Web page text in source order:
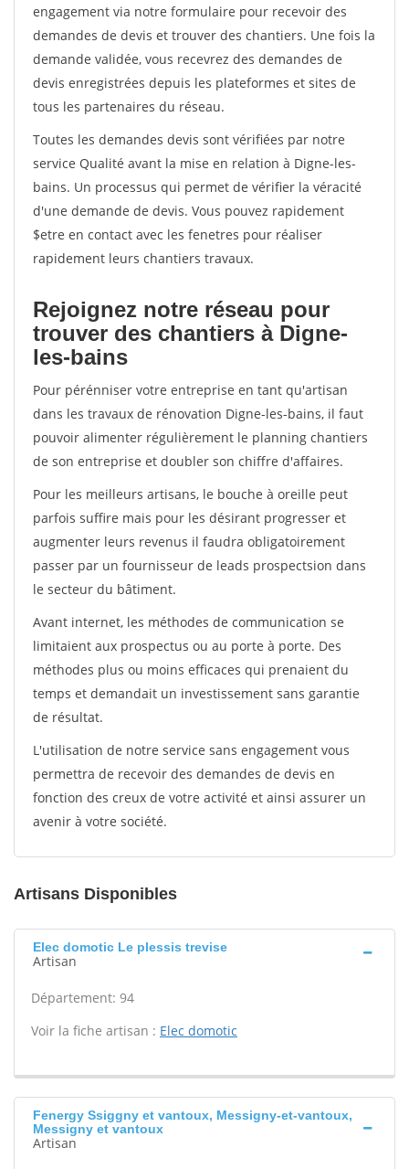
engagement via notre formulaire pour recevoir des
demandes de devis et trouver des chantiers. Une fois la
demande validée, vous recevrez des demandes de
devis enregistrées depuis les plateformes et sites de
tous les partenaires du réseau.
Toutes les demandes devis sont vérifiées par notre
service Qualité avant la mise en relation à Digne-les-
bains. Un processus qui permet de vérifier la véracité
d'une demande de devis. Vous pouvez rapidement
$etre en contact avec les fenetres pour réaliser
rapidement leurs chantiers travaux.
Rejoignez notre réseau pour
trouver des chantiers à Digne-
les-bains
Pour pérénniser votre entreprise en tant qu'artisan
dans les travaux de rénovation Digne-les-bains, il faut
pouvoir alimenter régulièrement le planning chantiers
de son entreprise et doubler son chiffre d'affaires.
Pour les meilleurs artisans, le bouche à oreille peut
parfois suffire mais pour les désirant progresser et
augmenter leurs revenus il faudra obligatoirement
passer par un fournisseur de leads prospectsion dans
le secteur du bâtiment.
Avant internet, les méthodes de communication se
limitaient aux prospectus ou au porte à porte. Des
méthodes plus ou moins efficaces qui prenaient du
temps et demandait un investissement sans garantie
de résultat.
L'utilisation de notre service sans engagement vous
permettra de recevoir des demandes de devis en
fonction des creux de votre activité et ainsi assurer un
avenir à votre société.
Artisans Disponibles
Elec domotic Le plessis trevise
Artisan
Département: 94
Voir la fiche artisan : Elec domotic
Fenergy Ssiggny et vantoux, Messigny-et-vantoux,
Messigny et vantoux
Artisan